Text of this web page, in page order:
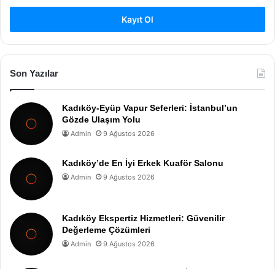
Kayıt Ol
Son Yazılar
Kadıköy-Eyüp Vapur Seferleri: İstanbul’un
Gözde Ulaşım Yolu
Admin 9 Ağustos 2026
Kadıköy’de En İyi Erkek Kuaför Salonu
Admin 9 Ağustos 2026
Kadıköy Ekspertiz Hizmetleri: Güvenilir
Değerleme Çözümleri
Admin 9 Ağustos 2026